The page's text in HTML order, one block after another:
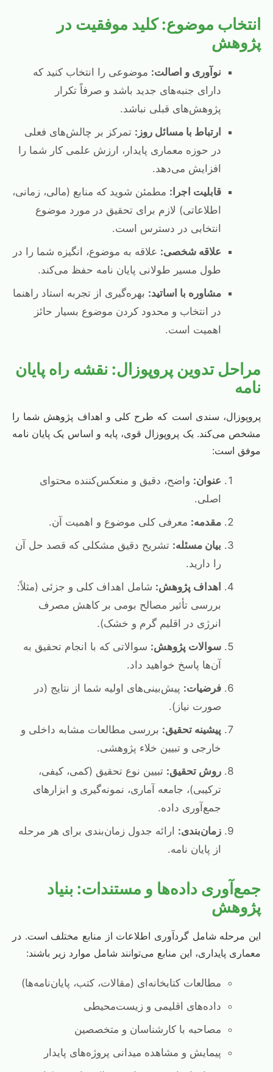
انتخاب موضوع: کلید موفقیت در
پژوهش
نوآوری و اصالت: موضوعی را انتخاب کنید که
دارای جنبه‌های جدید باشد و صرفاً تکرار
پژوهش‌های قبلی نباشد.
ارتباط با مسائل روز: تمرکز بر چالش‌های فعلی
در حوزه معماری پایدار، ارزش علمی کار شما را
افزایش می‌دهد.
قابلیت اجرا: مطمئن شوید که منابع (مالی، زمانی،
اطلاعاتی) لازم برای تحقیق در مورد موضوع
انتخابی در دسترس است.
علاقه شخصی: علاقه به موضوع، انگیزه شما را در
طول مسیر طولانی پایان نامه حفظ می‌کند.
مشاوره با اساتید: بهره‌گیری از تجربه استاد راهنما
در انتخاب و محدود کردن موضوع بسیار حائز
اهمیت است.
مراحل تدوین پروپوزال: نقشه راه پایان
نامه
پروپوزال، سندی است که طرح کلی و اهداف پژوهش شما را
مشخص می‌کند. یک پروپوزال قوی، پایه و اساس یک پایان نامه
موفق است:
عنوان: واضح، دقیق و منعکس‌کننده محتوای
اصلی.
مقدمه: معرفی کلی موضوع و اهمیت آن.
بیان مسئله: تشریح دقیق مشکلی که قصد حل آن
را دارید.
اهداف پژوهش: شامل اهداف کلی و جزئی (مثلاً:
بررسی تأثیر مصالح بومی بر کاهش مصرف
انرژی در اقلیم گرم و خشک).
سوالات پژوهش: سوالاتی که با انجام تحقیق به
آن‌ها پاسخ خواهید داد.
فرضیات: پیش‌بینی‌های اولیه شما از نتایج (در
صورت نیاز).
پیشینه تحقیق: بررسی مطالعات مشابه داخلی و
خارجی و تبیین خلاء پژوهشی.
روش تحقیق: تبیین نوع تحقیق (کمی، کیفی،
ترکیبی)، جامعه آماری، نمونه‌گیری و ابزارهای
جمع‌آوری داده.
زمان‌بندی: ارائه جدول زمان‌بندی برای هر مرحله
از پایان نامه.
جمع‌آوری داده‌ها و مستندات: بنیاد
پژوهش
این مرحله شامل گردآوری اطلاعات از منابع مختلف است. در
معماری پایداری، این منابع می‌توانند شامل موارد زیر باشند:
مطالعات کتابخانه‌ای (مقالات، کتب، پایان‌نامه‌ها)
داده‌های اقلیمی و زیست‌محیطی
مصاحبه با کارشناسان و متخصصین
پیمایش و مشاهده میدانی پروژه‌های پایدار